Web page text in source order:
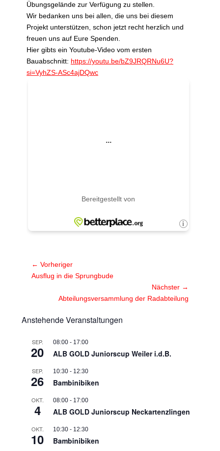
Übungsgelände zur Verfügung zu stellen.
Wir bedanken uns bei allen, die uns bei diesem
Projekt unterstützen, schon jetzt recht herzlich und
freuen uns auf Eure Spenden.
Hier gibts ein Youtube-Video vom ersten
Bauabschnitt: https://youtu.be/bZ9JRQRNu6U?
si=VyhZS-ASc4ajDQwc
Beitragsnavigation
← Vorheriger
Vorheriger
Ausflug in die Sprungbude
Nächster →
Abteilungsversammlung der Radabteilung
Anstehende Veranstaltungen
SEP.
20
08:00 - 17:00
ALB GOLD Juniorscup Weiler i.d.B.
SEP.
26
10:30 - 12:30
Bambinibiken
OKT.
4
08:00 - 17:00
ALB GOLD Juniorscup Neckartenzlingen
OKT.
10
10:30 - 12:30
Bambinibiken